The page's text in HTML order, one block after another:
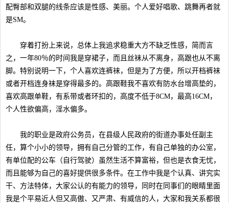
配臀部和双腿的线条应该是性感、美丽。个人爱好唱歌、跳舞再者就
是SM。
穿着打扮上来说，总体上我追求稳重大方不缺乏性感，简而言
之，一年80％的时间我是穿裙子，而且丝袜从不离身，高跟也从不离
脚。特别说明一下，个人喜欢连裤袜，但是为了方便，所以开档裤袜
或者开档连身袜是穿得最多的。高跟鞋我不喜欢有防水台增高垫的，
喜欢高跟单鞋，有系带或者环扣的，高度不低于8CM，最高16CM，
个人性欲偏高，淫水偏多。
我的职业是政府公务员，在县级人民政府的街道办事处任副主
任，算个小小的领导，拥有自己分管的工作，有自己单独的办公室，
有单位配的公车（自行驾驶）虽然生活不算富裕，但也是衣食无忧，
而且能够为自己的喜好提供很多条件。在工作中我是个认真、讲究实
干、方法特体，大家公认的有能力的领导，同时在同事们的眼睛里面
我是个平易近人但又高傲、又严肃、有威信的人，大家和我关系都很